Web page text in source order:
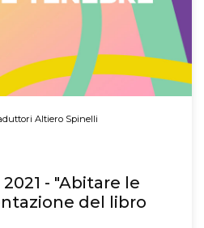
Altiero Spinelli
- "Abitare le
del libro